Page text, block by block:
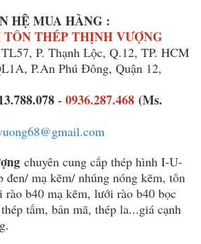
HỆ MUA HÀNG :
THÉP THỊNH VƯỢNG
P. Thạnh Lộc, Q.12, TP. HCM
P.An Phú Đông, Quận 12,
-0936.287.468 (Ms.
chuyên cung cấp thép hình I-U-
đen/ mạ kẽm/ nhúng nóng kẽm, tôn
b40 mạ kẽm, lưới rào b40 bọc
tấm, bản mã, thép la...giá cạnh